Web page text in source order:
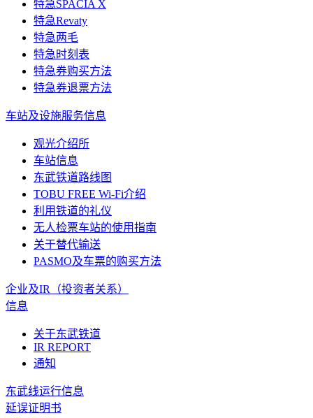
特急SPACIA X
特急Revaty
特急两毛
特急时刻表
特急券购买方法
特急券退票方法
车站及设施服务信息
观光介绍所
车站信息
东武铁道路线图
TOBU FREE Wi-Fi介绍
利用铁道的礼仪
无人检票车站的使用指南
关于替代输送
PASMO及车票的购买方法
企业及IR（投资者关系）
信息
关于东武铁道
IR REPORT
通知
东武线运行信息
延误证明书